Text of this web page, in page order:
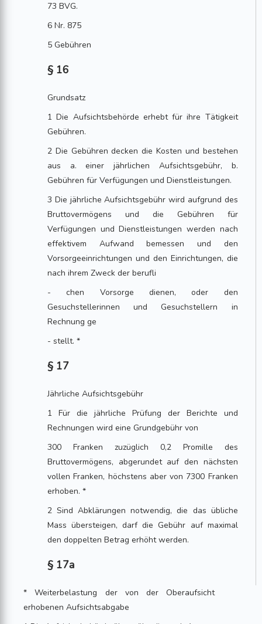
73 BVG.
6 Nr. 875
5 Gebühren
§ 16
Grundsatz
1 Die Aufsichtsbehörde erhebt für ihre Tätigkeit
Gebühren.
2 Die Gebühren decken die Kosten und bestehen
aus a. einer jährlichen Aufsichtsgebühr, b.
Gebühren für Verfügungen und Dienstleistungen.
3 Die jährliche Aufsichtsgebühr wird aufgrund des
Bruttovermögens und die Gebühren für
Verfügungen und Dienstleistungen werden nach
effektivem Aufwand bemessen und den
Vorsorgeeinrichtungen und den Einrichtungen, die
nach ihrem Zweck der berufli
- chen Vorsorge dienen, oder den
Gesuchstellerinnen und Gesuchstellern in
Rechnung ge
- stellt. *
§ 17
Jährliche Aufsichtsgebühr
1 Für die jährliche Prüfung der Berichte und
Rechnungen wird eine Grundgebühr von
300 Franken zuzüglich 0,2 Promille des
Bruttovermögens, abgerundet auf den nächsten
vollen Franken, höchstens aber von 7300 Franken
erhoben. *
2 Sind Abklärungen notwendig, die das übliche
Mass übersteigen, darf die Gebühr auf maximal
den doppelten Betrag erhöht werden.
§ 17a
* Weiterbelastung der von der Oberaufsicht
erhobenen Aufsichtsabgabe